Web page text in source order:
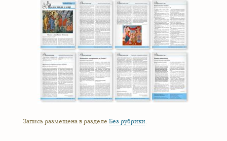
Запись размещена в разделе Без рубрики